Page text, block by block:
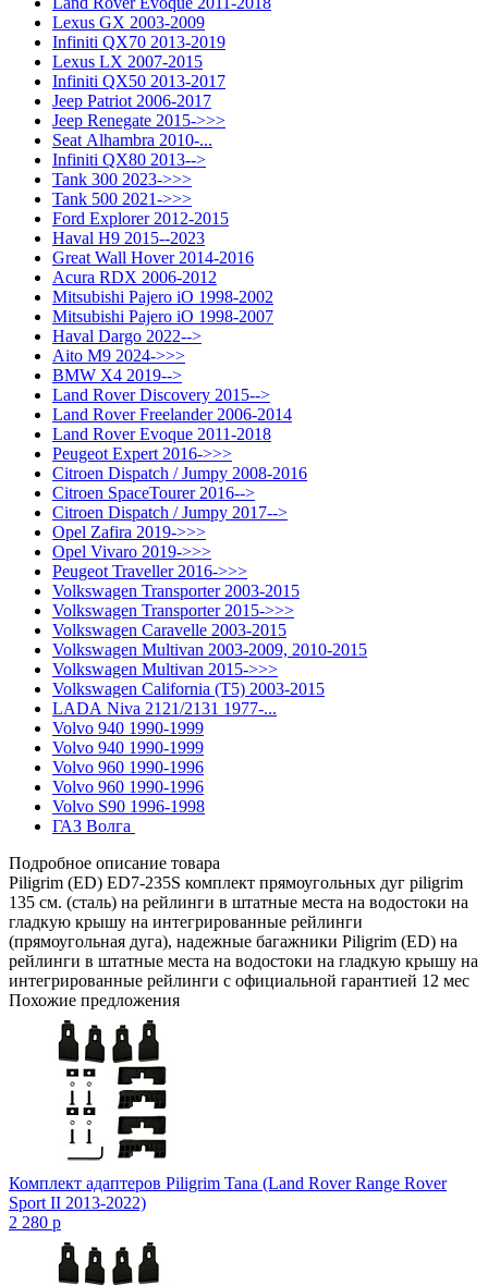
Lexus GX 2003-2009
Infiniti QX70 2013-2019
Lexus LX 2007-2015
Infiniti QX50 2013-2017
Jeep Patriot 2006-2017
Jeep Renegate 2015->>>
Seat Alhambra 2010-...
Infiniti QX80 2013-->
Tank 300 2023->>>
Tank 500 2021->>>
Ford Explorer 2012-2015
Haval H9 2015--2023
Great Wall Hover 2014-2016
Acura RDX 2006-2012
Mitsubishi Pajero iO 1998-2002
Mitsubishi Pajero iO 1998-2007
Haval Dargo 2022-->
Aito M9 2024->>>
BMW X4 2019-->
Land Rover Discovery 2015-->
Land Rover Freelander 2006-2014
Land Rover Evoque 2011-2018
Peugeot Expert 2016->>>
Citroen Dispatch / Jumpy 2008-2016
Citroen SpaceTourer 2016-->
Citroen Dispatch / Jumpy 2017-->
Opel Zafira 2019->>>
Opel Vivaro 2019->>>
Peugeot Traveller 2016->>>
Volkswagen Transporter 2003-2015
Volkswagen Transporter 2015->>>
Volkswagen Caravelle 2003-2015
Volkswagen Multivan 2003-2009, 2010-2015
Volkswagen Multivan 2015->>>
Volkswagen California (T5) 2003-2015
LADA Niva 2121/2131 1977-...
Volvo 940 1990-1999
Volvo 940 1990-1999
Volvo 960 1990-1996
Volvo 960 1990-1996
Volvo S90 1996-1998
ГАЗ Волга
Подробное описание товара
Piligrim (ED) ED7-235S комплект прямоугольных дуг piligrim
135 см. (сталь) на рейлинги в штатные места на водостоки на
гладкую крышу на интегрированные рейлинги
(прямоугольная дуга), надежные багажники Piligrim (ED) на
рейлинги в штатные места на водостоки на гладкую крышу на
интегрированные рейлинги с официальной гарантией 12 мес
Похожие предложения
Комплект адаптеров Piligrim Tana (Land Rover Range Rover
Sport II 2013-2022)
2 280 p